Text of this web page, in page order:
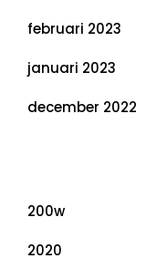
februari 2023
januari 2023
december 2022
200w
2020